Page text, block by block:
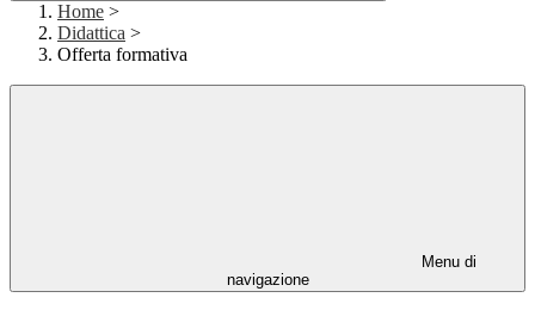
Home >
Didattica >
Offerta formativa
Menu di
navigazione